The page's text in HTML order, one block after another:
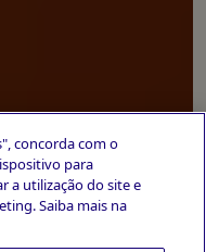
concorda com o
para
a utilização do site e
Saiba mais na